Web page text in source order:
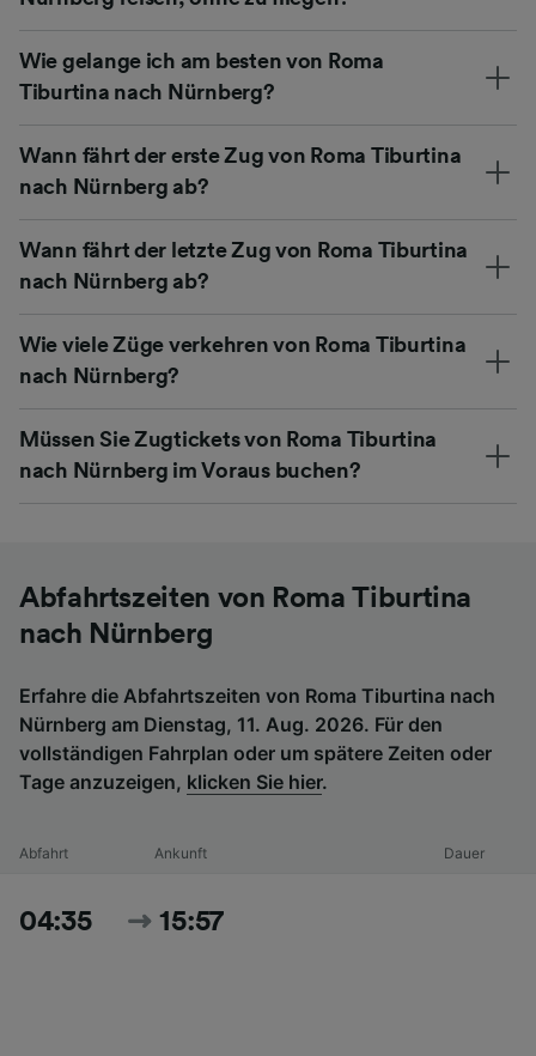
Wie gelange ich am besten von Roma
Tiburtina nach Nürnberg?
Wann fährt der erste Zug von Roma Tiburtina
nach Nürnberg ab?
Wann fährt der letzte Zug von Roma Tiburtina
nach Nürnberg ab?
Wie viele Züge verkehren von Roma Tiburtina
nach Nürnberg?
Müssen Sie Zugtickets von Roma Tiburtina
nach Nürnberg im Voraus buchen?
Abfahrtszeiten von Roma Tiburtina
nach Nürnberg
Erfahre die Abfahrtszeiten von Roma Tiburtina nach
Nürnberg am Dienstag, 11. Aug. 2026. Für den
vollständigen Fahrplan oder um spätere Zeiten oder
Tage anzuzeigen, klicken Sie hier.
Abfahrt Ankunft Dauer
04:35 15:57